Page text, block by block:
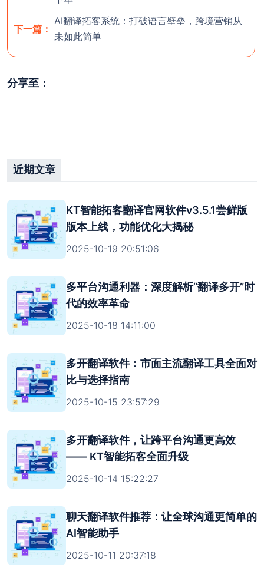
下一篇：
AI翻译拓客系统：打破语言壁垒，跨境营销从
未如此简单
分享至：
近期文章
KT智能拓客翻译官网软件v3.5.1尝鲜版
版本上线，功能优化大揭秘
2025-10-19 20:51:06
多平台沟通利器：深度解析“翻译多开”时
代的效率革命
2025-10-18 14:11:00
多开翻译软件：市面主流翻译工具全面对
比与选择指南
2025-10-15 23:57:29
多开翻译软件，让跨平台沟通更高效
—— KT智能拓客全面升级
2025-10-14 15:22:27
聊天翻译软件推荐：让全球沟通更简单的
AI智能助手
2025-10-11 20:37:18
欢迎使用 KT智能拓客翻译（控
小：115M）；
有可能为病毒版本。一定要在官方渠道中下
载！！！切记，切记，切记！！！
关闭 开通团队后台